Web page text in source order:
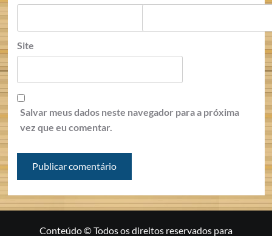
Site
Salvar meus dados neste navegador para a próxima
vez que eu comentar.
Conteúdo © Todos os direitos reservados para